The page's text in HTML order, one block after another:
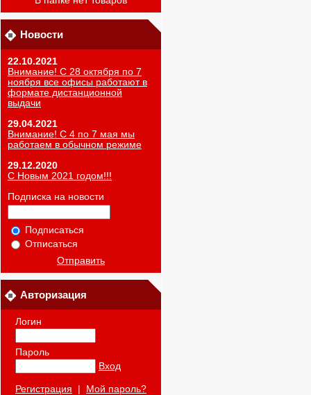
Новости
22.10.2021
Внимание! С 28 октября по 7
ноября все офисы работают в
формате дистанционной
выдачи
29.04.2021
Внимание! С 4 по 7 мая мы
работаем в обычном режиме
29.12.2020
С Новым 2021 годом!!!
Подписка на новости
Подписаться
Отписаться
Отправить
Авторизация
Логин
Пароль
Вход
Регистрация Мой пароль?